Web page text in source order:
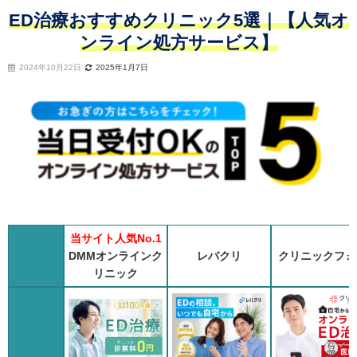
ED治療おすすめクリニック5選｜【人気オ
ンライン処方サービス】
2024年10月22日 2025年1月7日
当サイト人気No.1
DMMオンラインク
リニック
レバクリ クリニックフ